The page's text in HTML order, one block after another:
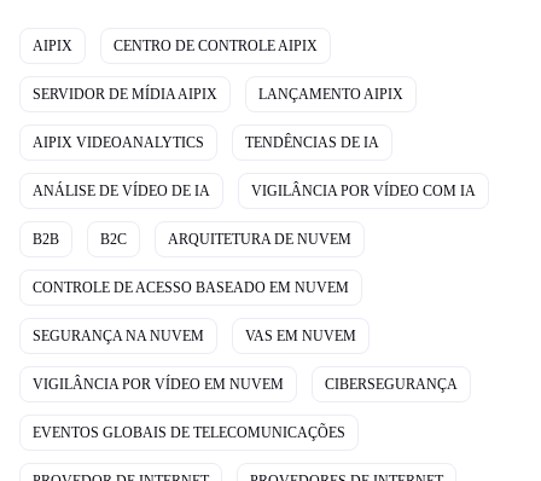
AIPIX CENTRO DE CONTROLE AIPIX
SERVIDOR DE MÍDIA AIPIX LANÇAMENTO AIPIX
AIPIX VIDEOANALYTICS TENDÊNCIAS DE IA
ANÁLISE DE VÍDEO DE IA VIGILÂNCIA POR VÍDEO COM IA
B2B B2C ARQUITETURA DE NUVEM
CONTROLE DE ACESSO BASEADO EM NUVEM
SEGURANÇA NA NUVEM VAS EM NUVEM
VIGILÂNCIA POR VÍDEO EM NUVEM CIBERSEGURANÇA
EVENTOS GLOBAIS DE TELECOMUNICAÇÕES